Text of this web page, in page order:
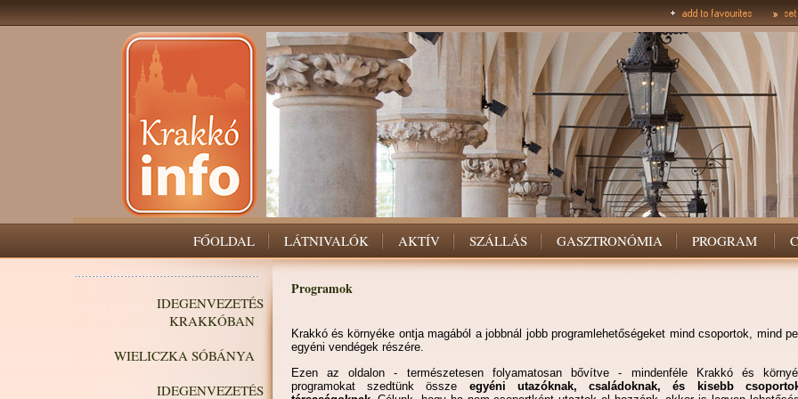
FŐOLDAL LÁTNIVALÓK AKTÍV SZÁLLÁS GASZTRONÓMIA PROGRAM
IDEGENVEZETÉS
KRAKKÓBAN
WIELICZKA SÓBÁNYA
IDEGENVEZETÉS
Programok
Krakkó és környéke ontja magából a jobbnál jobb programlehetőségeket mind csoportok, mind
egyéni vendégek részére.
Ezen az oldalon - természetesen folyamatosan bővítve - mindenféle Krakkó és
programokat szedtünk össze egyéni utazóknak, családoknak, és kisebb